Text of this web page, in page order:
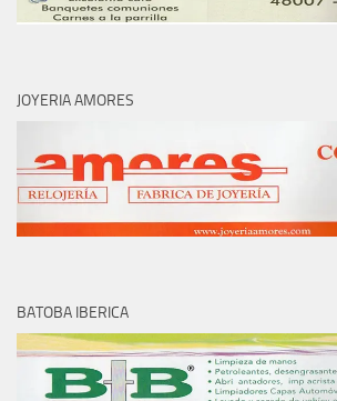
JOYERIA AMORES
BATOBA IBERICA